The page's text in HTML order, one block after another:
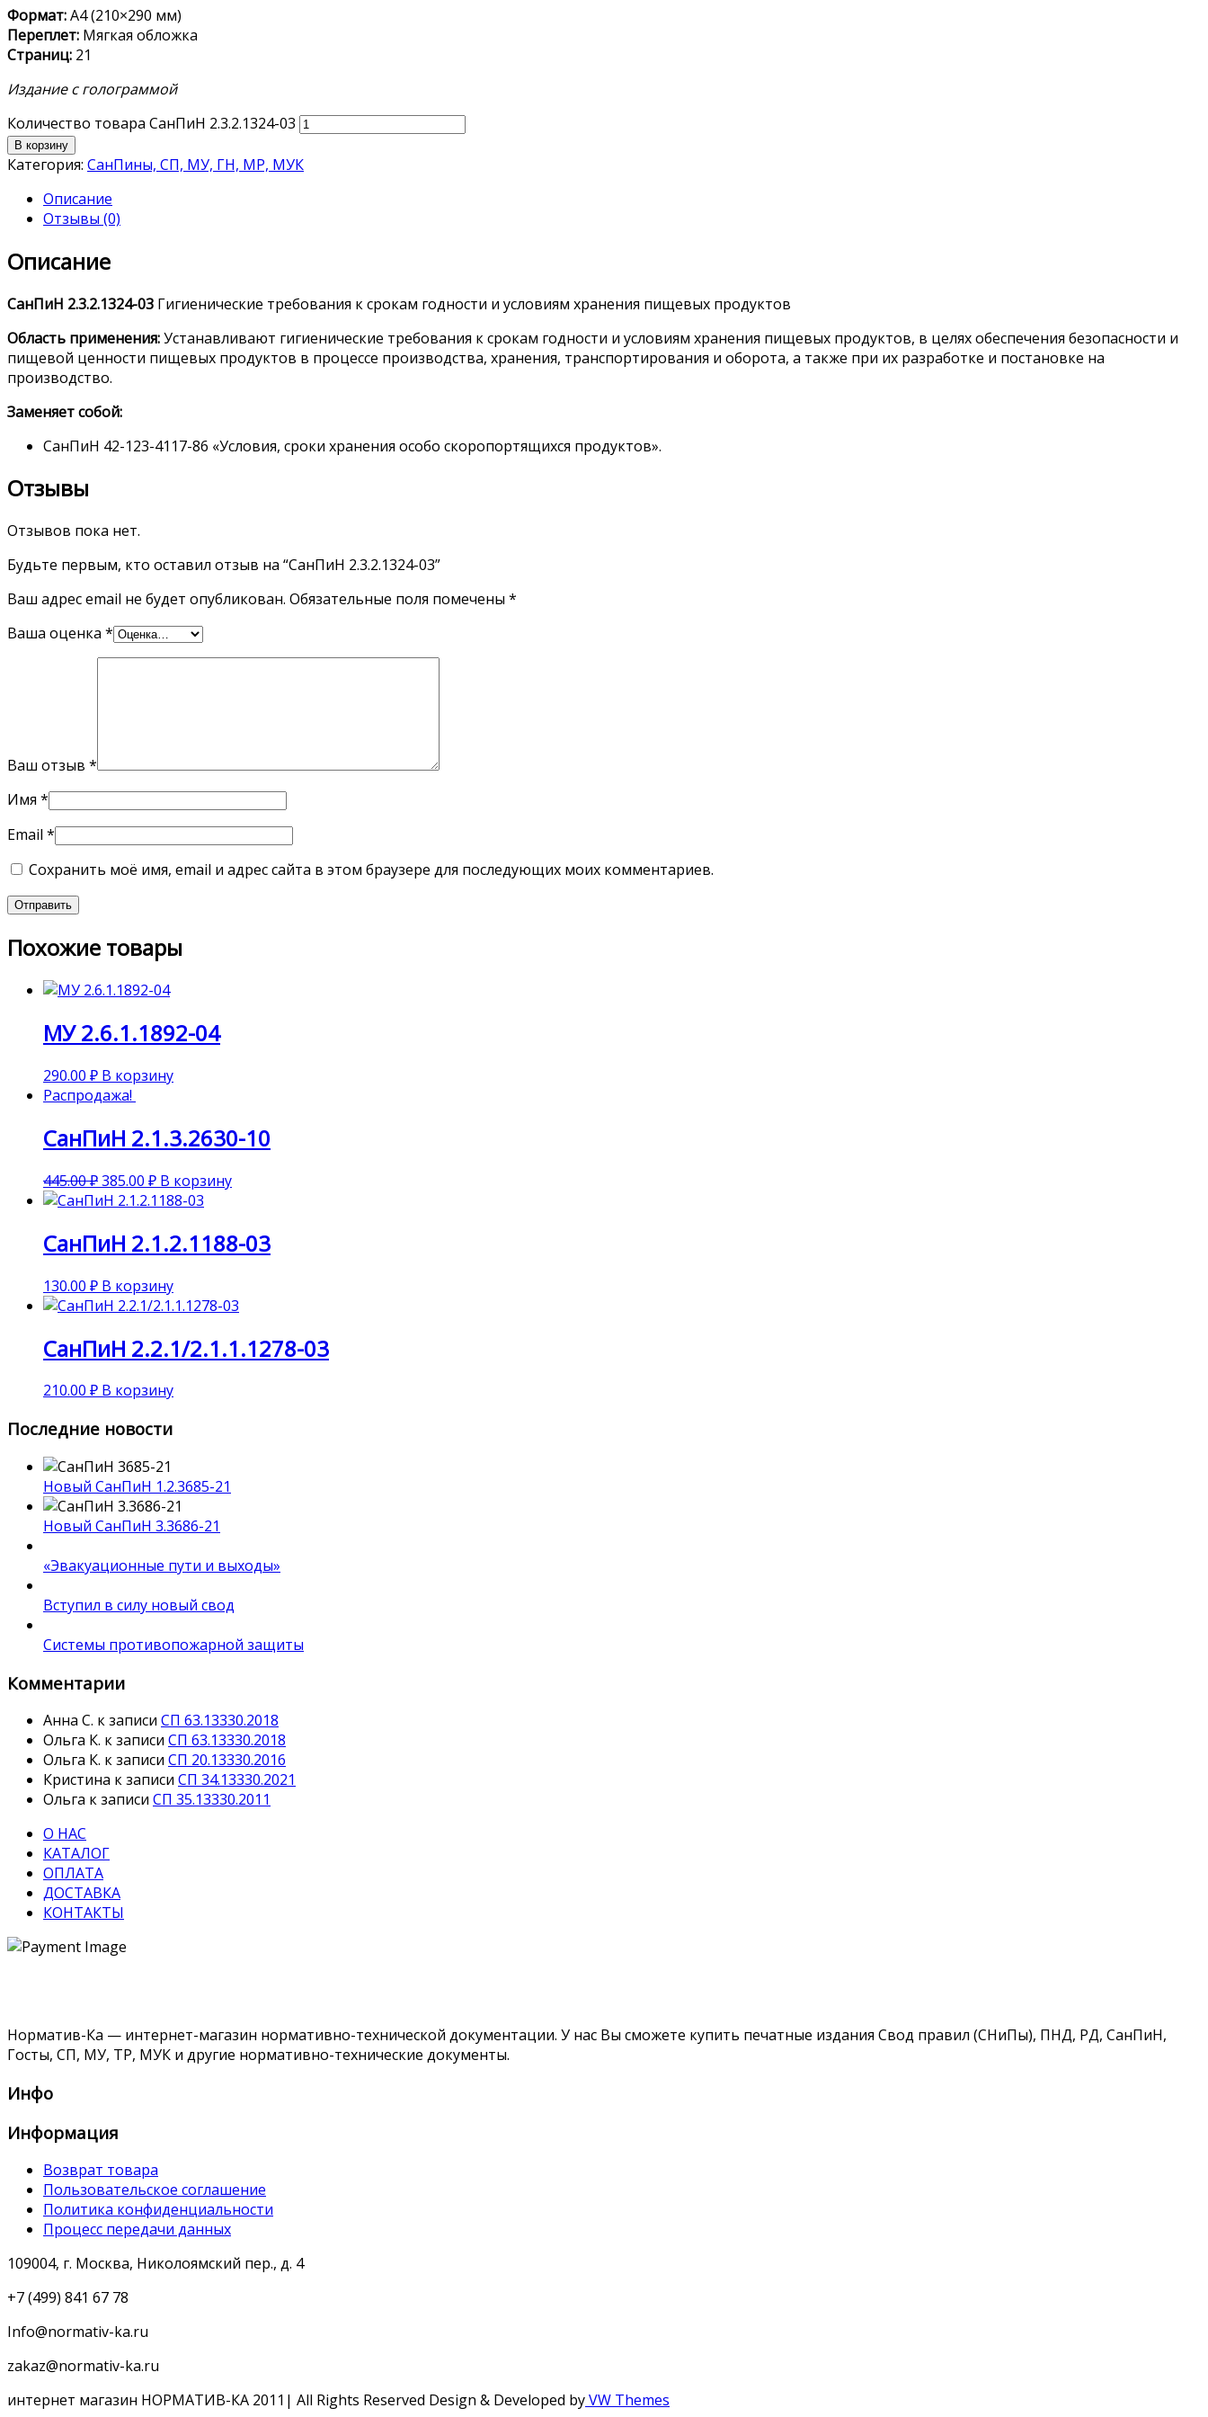
Формат:А4 (210×290 мм)
Переплет: Мягкая обложка
Страниц: 21
Издание с голограммой
Количество товара СанПиН 2.3.2.1324-03
В корзину
Категория: СанПины, СП, МУ, ГН, МР, МУК
Описание
Отзывы (0)
Описание
СанПиН 2.3.2.1324-03 Гигиенические требования к срокам годности и условиям хранения пищевых продуктов
Область применения:Устанавливают гигиенические требования к срокам годности и условиям хранения пищевых продуктов, в целях обеспечения безопасности и
пищевой ценности пищевых продуктов в процессе производства, хранения, транспортирования и оборота, а также при их разработке и постановке на
производство.
Заменяет собой:
СанПиН 42-123-4117-86 «Условия, сроки хранения особо скоропортящихся продуктов».
Отзывы
Отзывов пока нет.
Будьте первым, кто оставил отзыв на “СанПиН 2.3.2.1324-03”
Ваш адрес email не будет опубликован. Обязательные поля помечены *
Ваша оценка *
Ваш отзыв *
Имя *
Email *
Сохранить моё имя, email и адрес сайта в этом браузере для последующих моих комментариев.
Похожие товары
МУ 2.6.1.1892-04
290.00 ₽ В корзину
Распродажа!
СанПиН 2.1.3.2630-10
445.00₽385.00 ₽ В корзину
СанПиН 2.1.2.1188-03
130.00 ₽ В корзину
СанПиН 2.2.1/2.1.1.1278-03
210.00 ₽ В корзину
Последние новости
Новый СанПиН 1.2.3685-21
Новый СанПиН 3.3686-21
«Эвакуационные пути и выходы»
Вступил в силу новый свод
Системы противопожарной защиты
Комментарии
Анна С. к записи СП 63.13330.2018
Ольга К. к записи СП 63.13330.2018
Ольга К. к записи СП 20.13330.2016
Кристина к записи СП 34.13330.2021
Ольга к записи СП 35.13330.2011
О НАС
КАТАЛОГ
ОПЛАТА
ДОСТАВКА
КОНТАКТЫ
Норматив-Ка — интернет-магазин нормативно-технической документации. У нас Вы сможете купить печатные издания Свод правил (СНиПы), ПНД, РД, СанПиН,
Госты, СП, МУ, ТР, МУК и другие нормативно-технические документы.
Инфо
Информация
Возврат товара
Пользовательское соглашение
Политика конфиденциальности
Процесс передачи данных
109004, г. Москва, Николоямский пер., д. 4
+7 (499) 841 67 78
Info@normativ-ka.ru
zakaz@normativ-ka.ru
интернет магазин НОРМАТИВ-КА 2011| All Rights Reserved Design & Developed byVW Themes